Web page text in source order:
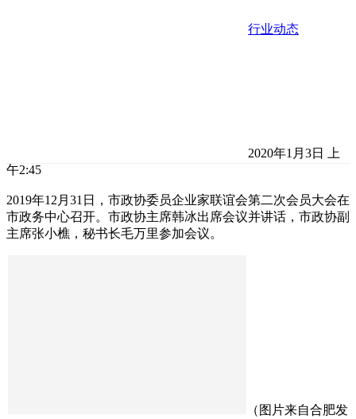
行业动态
2020年1月3日 上
午2:45
2019年12月31日，市政协委员企业家联谊会第二次会员大会在
市政务中心召开。市政协主席韩冰出席会议并讲话，市政协副
主席张小樵，秘书长毛万里参加会议。
（图片来自合肥发